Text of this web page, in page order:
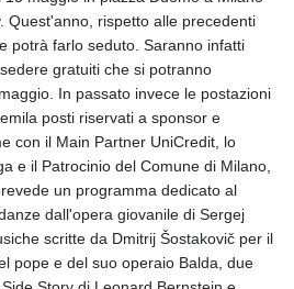
Quest'anno, rispetto alle precedenti
potrà farlo seduto. Saranno infatti
gratuiti che si potranno
In passato invece le postazioni
posti riservati a sponsor e
con il Main Partner UniCredit, lo
e il Patrocinio del Comune di Milano,
un programma dedicato al
dall'opera giovanile di Sergej
scritte da Dmitrij Šostakovič per il
pope e del suo operaio Balda, due